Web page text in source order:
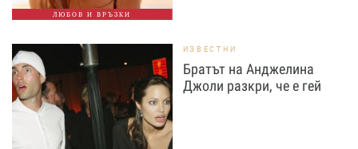
ЛЮБОВ И ВРЪЗКИ
ИЗВЕСТНИ
Братът на Анджелина
Джоли разкри, че е гей